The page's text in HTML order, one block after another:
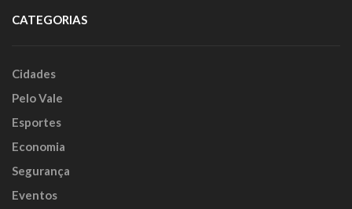
CATEGORIAS
Cidades
Pelo Vale
Esportes
Economia
Segurança
Eventos